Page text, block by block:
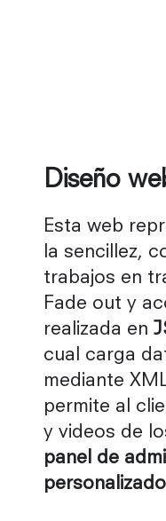
Diseño
Esta web
la sencillez,
trabajos en
Fade out y
realizada en
cual carga
mediante
permite al
y videos de
panel de
personalizado